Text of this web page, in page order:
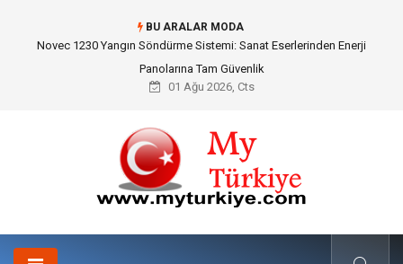
BU ARALAR MODA
Skoda Yedek Parça Seçiminde Teknik Uyumluluk ve Sürüş Konforu
01 Ağu 2026, Cts